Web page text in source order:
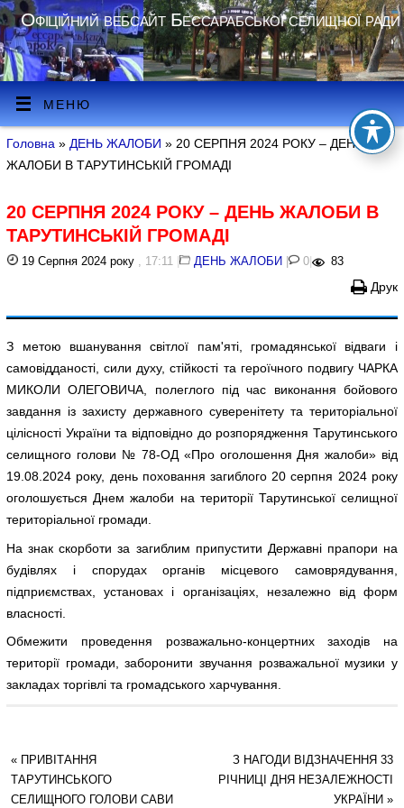
Офіційний вебсайт Бессарабської селищної ради
МЕНЮ
Головна » ДЕНЬ ЖАЛОБИ » 20 СЕРПНЯ 2024 РОКУ – ДЕНЬ
ЖАЛОБИ В ТАРУТИНСЬКІЙ ГРОМАДІ
20 СЕРПНЯ 2024 РОКУ – ДЕНЬ ЖАЛОБИ В
ТАРУТИНСЬКІЙ ГРОМАДІ
19 Серпня 2024 року , 17:11 | ДЕНЬ ЖАЛОБИ | 0 | 83
Друк
З метою вшанування світлої пам'яті, громадянської відваги і
самовідданості, сили духу, стійкості та героїчного подвигу ЧАРКА
МИКОЛИ ОЛЕГОВИЧА, полеглого під час виконання бойового
завдання із захисту державного суверенітету та територіальної
цілісності України та відповідно до розпорядження Тарутинського
селищного голови № 78-ОД «Про оголошення Дня жалоби» від
19.08.2024 року, день поховання загиблого 20 серпня 2024 року
оголошується Днем жалоби на території Тарутинської селищної
територіальної громади.
На знак скорботи за загиблим припустити Державні прапори на
будівлях і спорудах органів місцевого самоврядування,
підприємствах, установах і організаціях, незалежно від форм
власності.
Обмежити проведення розважально-концертних заходів на
території громади, заборонити звучання розважальної музики у
закладах торгівлі та громадського харчування.
«ПРИВІТАННЯ
ТАРУТИНСЬКОГО
СЕЛИЩНОГО ГОЛОВИ САВИ
З НАГОДИ ВІДЗНАЧЕННЯ 33
РІЧНИЦІ ДНЯ НЕЗАЛЕЖНОСТІ
УКРАЇНИ»